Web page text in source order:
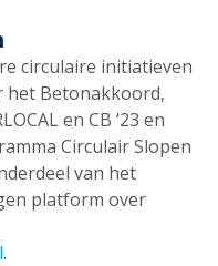
circulaire initiatieven
het Betonakkoord,
en CB ‘23 en
Circulair Slopen
van het
platform over
.